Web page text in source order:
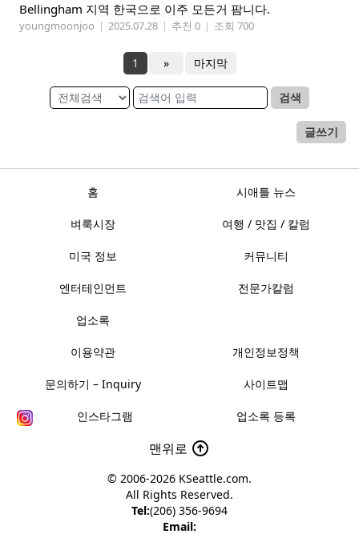
Bellingham 지역 한국으로 이주 모든거 팜니다.
youngmoonjoo | 2025.07.28 | 추천 0 | 조회 700
1 » 마지막
검색
글쓰기
홈 시애틀 뉴스
벼룩시장 여행 / 맛집 / 칼럼
미국 정보 커뮤니티
엔터테인먼트 전문가칼럼
업소록
이용약관 개인정보정책
문의하기 – Inquiry 사이트맵
인스타그램 업소록 등록
맨위로
© 2006-2026 KSeattle.com.
All Rights Reserved.
Tel:(206) 356-9694
Email: